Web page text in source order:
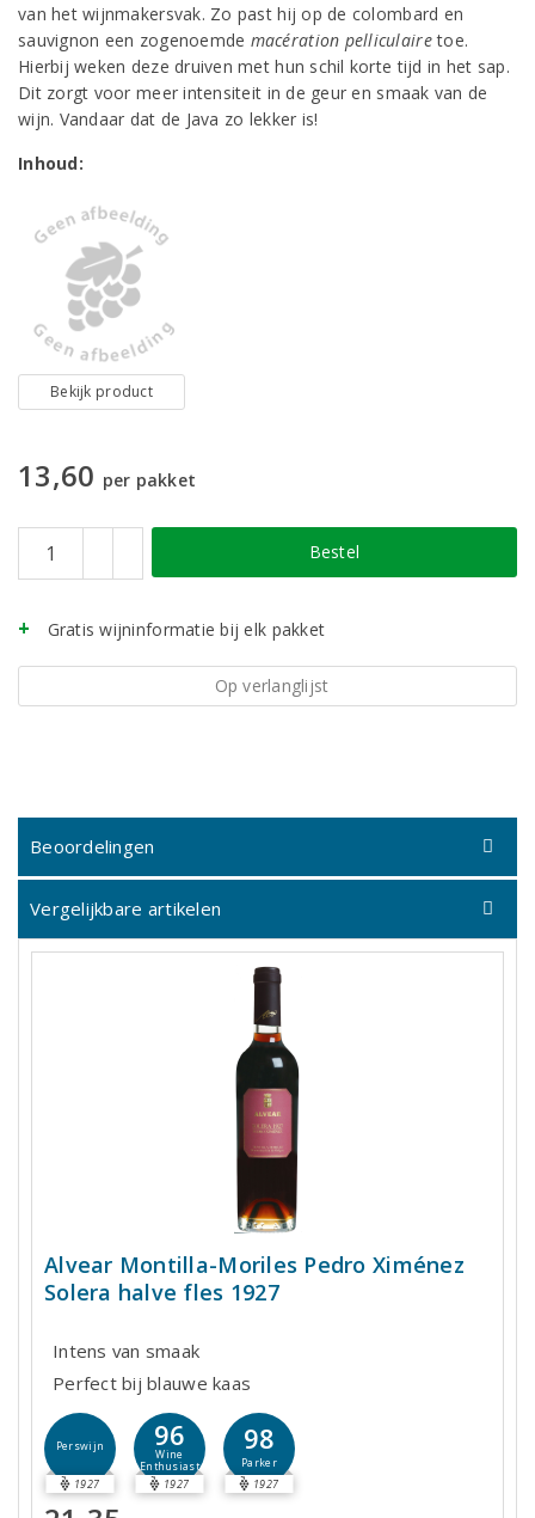
van het wijnmakersvak. Zo past hij op de colombard en
sauvignon een zogenoemde macération pelliculairetoe.
Hierbij weken deze druiven met hun schil korte tijd in het sap.
Dit zorgt voor meer intensiteit in de geur en smaak van de
wijn. Vandaar dat de Java zo lekker is!
Inhoud:
Bekijk product
13,60 per pakket
Bestel
Gratis wijninformatie bij elk pakket
Op verlanglijst
Beoordelingen
Vergelijkbare artikelen
Alvear Montilla-Moriles Pedro Ximénez
Solera halve fles 1927
Intens van smaak
Perfect bij blauwe kaas
Perswijn
1927
96
Wine
Enthusiast
1927
98
Parker
1927